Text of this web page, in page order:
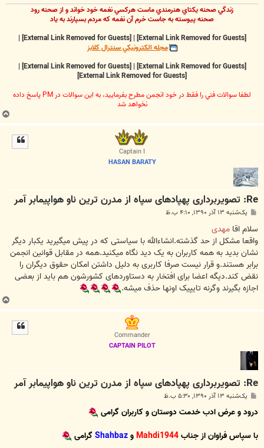
زندگي صحنه يکتاي هنرمندي ماست هرکسي نغمه خود خواند و از صحنه رود
صحنه پيوسته به جاست خرم آن نغمه که مردم بسپارند به ياد
|
|
مجله الکترونيکي سنترال کلابز
|
|
لطفا سوالات فني را فقط در خود انجمن مطرح بفرماييد، به اين سوالات در PM پاسخ داده
نخواهد شد
ب
ا
Captain I
HASAN BARATY
Re: تصویربرداری پهپادهای سپاه از مدرن ترین ناو هواپیمابر آمر
پ
ت
یک‌شنبه ۱۳ آذر ۱۳۹۰, ۴:۱۰ ب.ظ
سلام اقا مهدی
واقعا مشکل از حد گذشته.انشاءالله با سیاستی که در پیش میگیرید یکبار دیگر
نشان بدید به همه کاربران به یک دید نگاه میکنید.همه در مقابل قوانین انجمن
برابر هستند.و قرار نیست صرفا کاربری به دلیل داشتن امکان حقوق دیگران را
نقض کند.دیگه اعضا برای افتخار به دستاوردهای کشورشون هم باید از بعضی
اجازه بگیرند وگرنه تایپیک اونها حذف میشه.
ب
ا
Commander
CAPTAIN PILOT
Re: تصویربرداری پهپادهای سپاه از مدرن ترین ناو هواپیمابر آمر
پ
ت
یک‌شنبه ۱۳ آذر ۱۳۹۰, ۵:۳۰ ب.ظ
درود و عرض ادب خدمت دوستان و کاربران گرامی
با سپاس فراوان از جنابMahdi1944وShahbaz گرامی